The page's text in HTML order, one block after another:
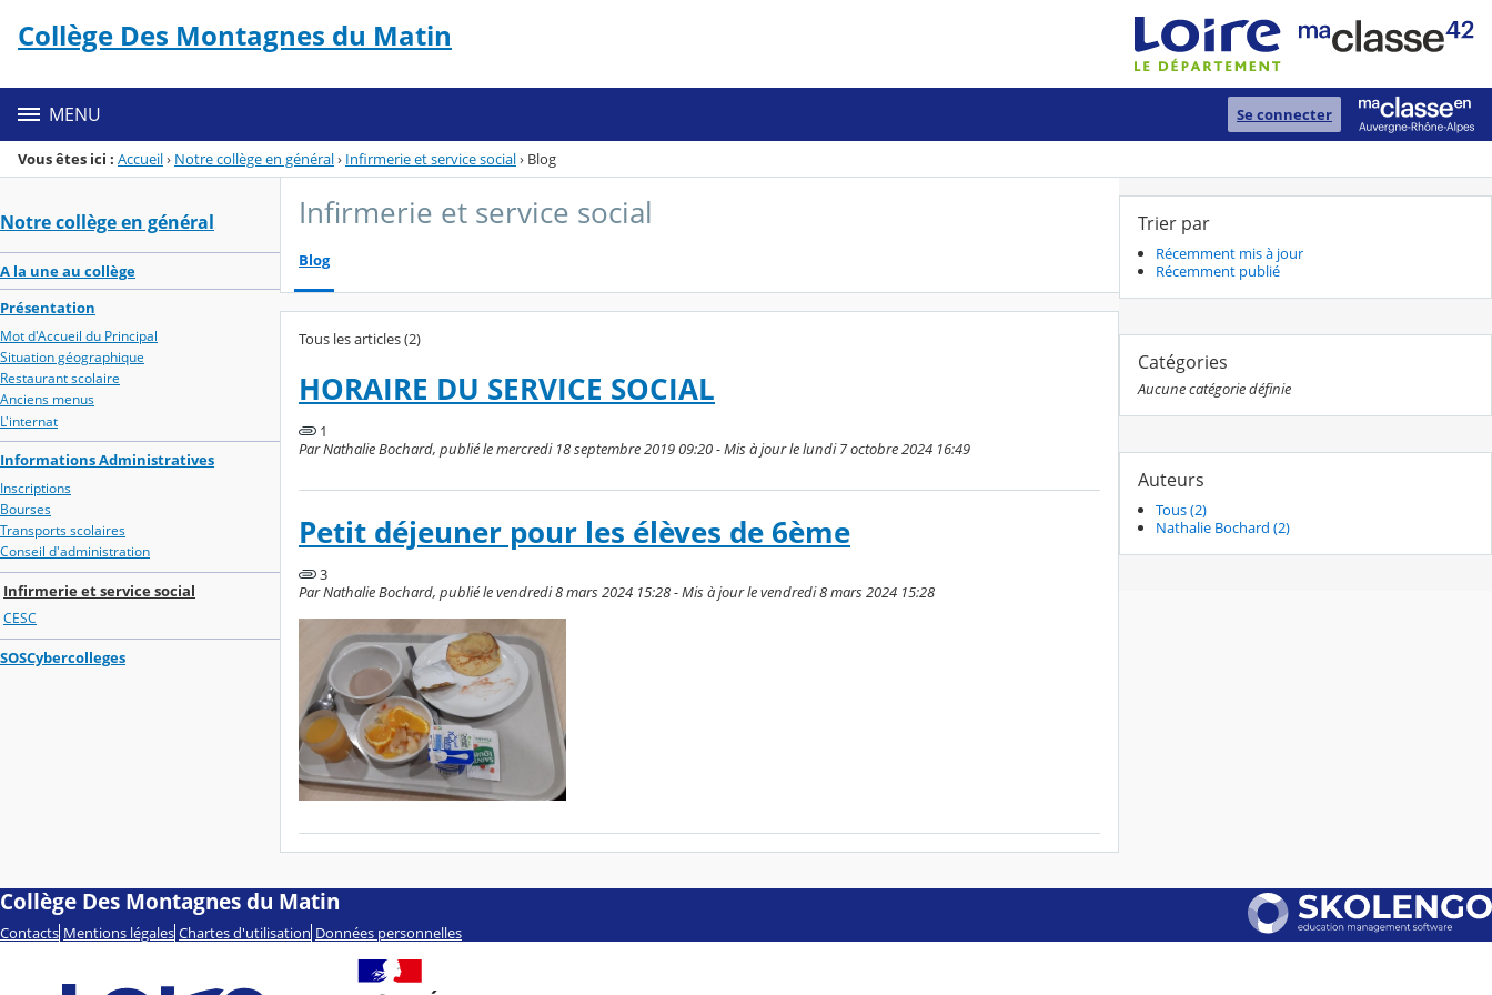
Menu de la rubrique
Contenu
Collège Des Montagnes du Matin
MENU Se connecter
Vous êtes ici : Accueil› Notre collège en général› Infirmerie et service social› Blog
Notre collège en général
A la une au collège
Présentation
Mot d'Accueil du Principal
Situation géographique
Restaurant scolaire
Anciens menus
L'internat
Informations Administratives
Inscriptions
Bourses
Transports scolaires
Conseil d'administration
Infirmerie et service social
CESC
SOSCybercolleges
Infirmerie et service social
Blog
Tous les articles (2)
HORAIRE DU SERVICE SOCIAL
1
Par Nathalie Bochard, publié le mercredi 18 septembre 2019 09:20 - Mis à jour le lundi 7 octobre 2024 16:49
Petit déjeuner pour les élèves de 6ème
3
Par Nathalie Bochard, publié le vendredi 8 mars 2024 15:28 - Mis à jour le vendredi 8 mars 2024 15:28
Trier par
Récemment mis à jour
Récemment publié
Catégories
Aucune catégorie définie
Auteurs
Tous (2)
Nathalie Bochard (2)
Collège Des Montagnes du Matin
Contacts Mentions légales Chartes d'utilisation Données personnelles